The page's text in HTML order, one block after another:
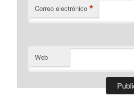
Correo electrónico *
Web